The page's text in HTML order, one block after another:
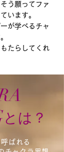
う願ってファ
います。
が学べるチャ
たらしてくれ
​とは？
ばれる